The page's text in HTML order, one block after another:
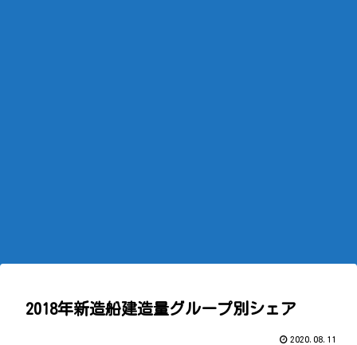
2018年新造船建造量グループ別シェア
2020.08.11